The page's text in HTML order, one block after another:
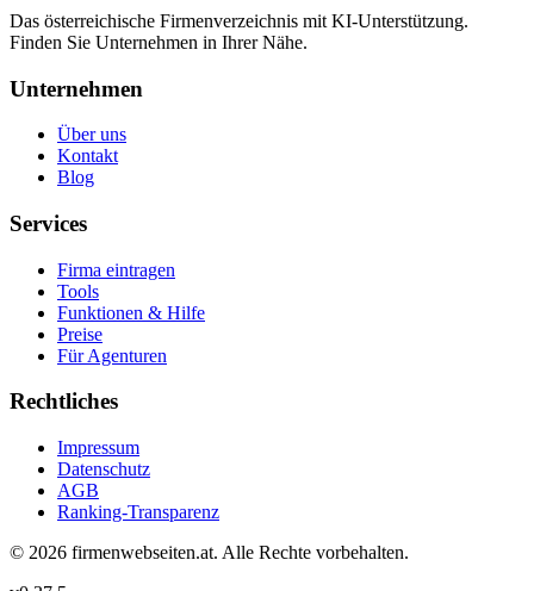
Das österreichische Firmenverzeichnis mit KI-Unterstützung.
Finden Sie Unternehmen in Ihrer Nähe.
Unternehmen
Über uns
Kontakt
Blog
Services
Firma eintragen
Tools
Funktionen & Hilfe
Preise
Für Agenturen
Rechtliches
Impressum
Datenschutz
AGB
Ranking-Transparenz
© 2026 firmenwebseiten.at. Alle Rechte vorbehalten.